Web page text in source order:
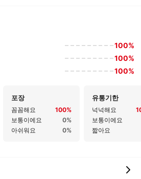
100%
100%
100%
포장
꼼꼼해요
100%
보통이에요
0%
아쉬워요
0%
유통기한
넉넉해요
보통이에요
짧아요